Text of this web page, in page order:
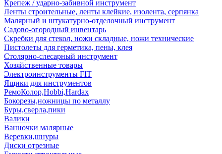
Крепеж / ударно-забивной инструмент
Ленты строительные, ленты клейкие, изолента, серпянка
Малярный и штукатурно-отделочный инструмент
Садово-огородный инвентарь
Скребки для стекол, ножи складные, ножи технические
Пистолеты для герметика, пены, клея
Столярно-слесарный инструмент
Хозяйственные товары
Электроинструменты FIT
Ящики для инструментов
РемоКолор,Hobbi,Hardax
Бокорезы,ножницы по металлу
Буры,сверла,пики
Валики
Ванночки малярные
Веревки,шнуры
Диски отрезные